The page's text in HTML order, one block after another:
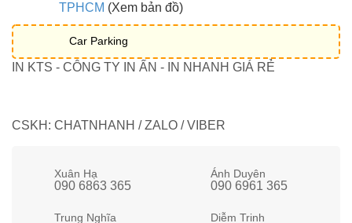
TPHCM (Xem bản đồ)
Car Parking
IN KTS - CÔNG TY IN ẤN - IN NHANH GIÁ RẺ
CSKH: CHATNHANH / ZALO / VIBER
Xuân Hạ
090 6863 365
Ánh Duyên
090 6961 365
Trung Nghĩa Diễm Trinh